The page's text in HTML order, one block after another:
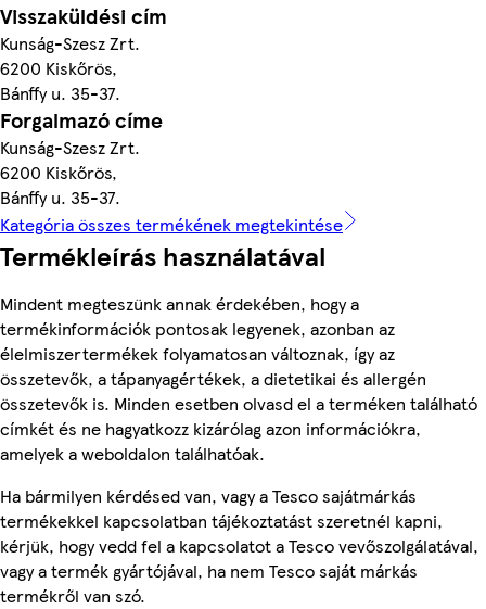
Visszaküldési cím
Kunság-Szesz Zrt.
6200 Kiskőrös,
Bánffy u. 35-37.
Forgalmazó címe
Kunság-Szesz Zrt.
6200 Kiskőrös,
Bánffy u. 35-37.
Kategória összes termékének megtekintése
Termékleírás használatával
Mindent megteszünk annak érdekében, hogy a
termékinformációk pontosak legyenek, azonban az
élelmiszertermékek folyamatosan változnak, így az
összetevők, a tápanyagértékek, a dietetikai és allergén
összetevők is. Minden esetben olvasd el a terméken található
címkét és ne hagyatkozz kizárólag azon információkra,
amelyek a weboldalon találhatóak.
Ha bármilyen kérdésed van, vagy a Tesco sajátmárkás
termékekkel kapcsolatban tájékoztatást szeretnél kapni,
kérjük, hogy vedd fel a kapcsolatot a Tesco vevőszolgálatával,
vagy a termék gyártójával, ha nem Tesco saját márkás
termékről van szó.